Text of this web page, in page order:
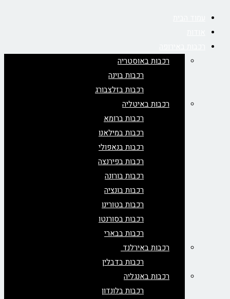
רכבות באוסטריה
רכבות בוינה
רכבות בזלצבורג
רכבות באיטליה
רכבות ברומא
רכבות במילאנו
רכבות בנאפולי
רכבות בפירנצה
רכבות בורונה
רכבות בונציה
רכבות בטורינו
רכבות בסורנטו
רכבות בבארי
רכבות באירלנד
רכבות בדבלין
רכבות באנגליה
רכבות בלונדון